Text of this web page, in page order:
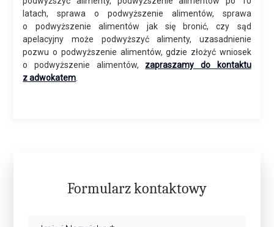
latach, sprawa o podwyższenie alimentów, sprawa
o podwyższenie alimentów jak się bronić, czy sąd
apelacyjny może podwyższyć alimenty, uzasadnienie
pozwu o podwyższenie alimentów, gdzie złożyć wniosek
o podwyższenie alimentów, zapraszamy do kontaktu
z adwokatem
Formularz kontaktowy